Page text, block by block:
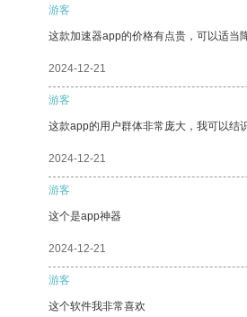
游客
这款加速器app的价格有点贵，可以适当
2024-12-21
游客
这款app的用户群体非常庞大，我可以结
2024-12-21
游客
这个是app神器
2024-12-21
游客
这个软件我非常喜欢